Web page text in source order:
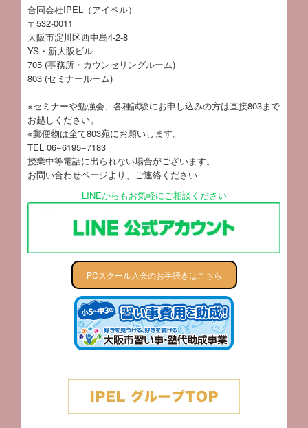
合同会社IPEL（アイペル）
〒532-0011
大阪市淀川区西中島4-2-8
YS・新大阪ビル
705 (事務所・カウンセリングルーム)
803 (セミナールーム)
※セミナーや勉強会、各種試験にお申し込みの方は直接803まで
お越しください。
※郵便物は全て803宛にお願いします。
TEL 06−6195−7183
授業中等電話に出られない場合がございます。
お問い合わせページより、ご連絡ください
LINEからもお気軽にご相談ください
PCスクール入会のお手続きはこちら